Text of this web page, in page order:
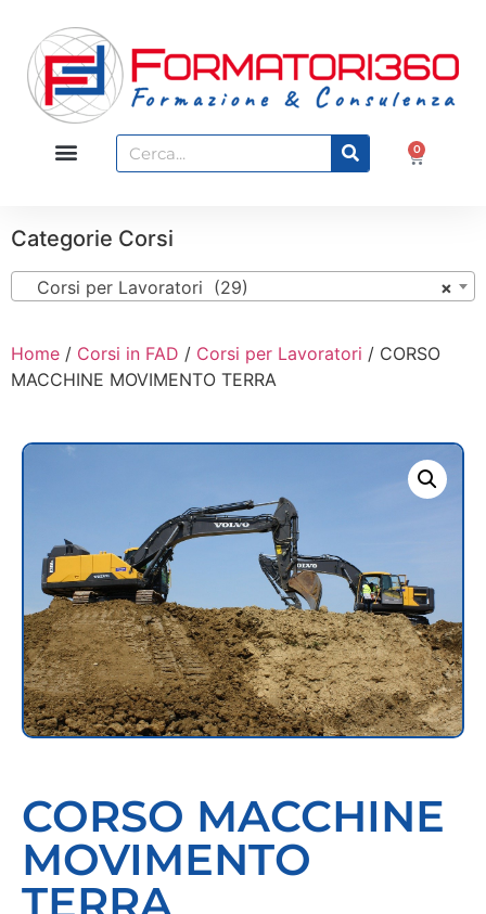
0
Categorie Corsi
×
Corsi per Lavoratori (29)
Home / Corsi in FAD / Corsi per Lavoratori / CORSO
MACCHINE MOVIMENTO TERRA
CORSO MACCHINE
MOVIMENTO
TERRA